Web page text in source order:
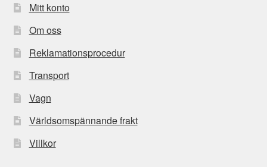
Mitt konto
Om oss
Reklamationsprocedur
Transport
Vagn
Världsomspännande frakt
Villkor